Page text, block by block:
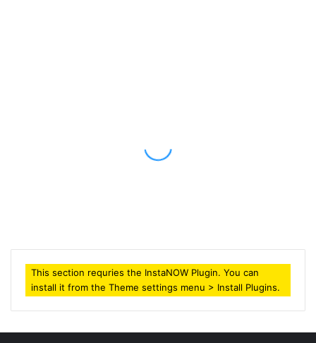
This section requries the InstaNOW Plugin. You can
install it from the Theme settings menu > Install Plugins.